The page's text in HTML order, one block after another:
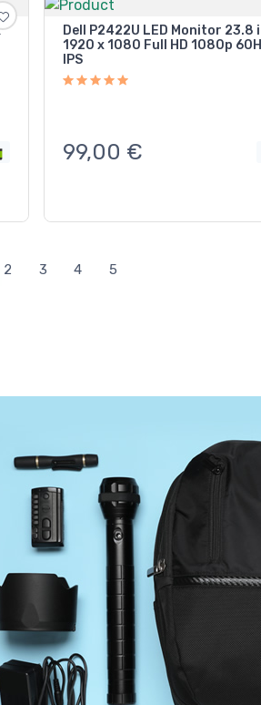
Dell P2422U LED Monitor 23.8
1920 x 1080 Full HD 1080p
IPS
99,00 €
2 3 4 5